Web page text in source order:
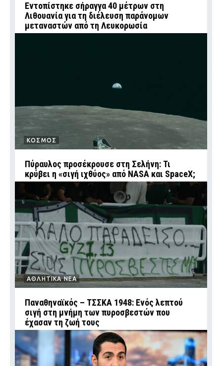
Εντοπίστηκε σήραγγα 40 μέτρων στη
Λιθουανία για τη διέλευση παράνομων
μεταναστών από τη Λευκορωσία
ΚΟΣΜΟΣ
Πύραυλος προσέκρουσε στη Σελήνη: Τι
κρύβει η «σιγή ιχθύος» από NASA και SpaceX;
ΑΘΛΗΤΙΚΑ ΝΕΑ
Παναθηναϊκός – ΤΣΣΚΑ 1948: Ενός λεπτού
σιγή στη μνήμη των πυροσβεστών που
έχασαν τη ζωή τους